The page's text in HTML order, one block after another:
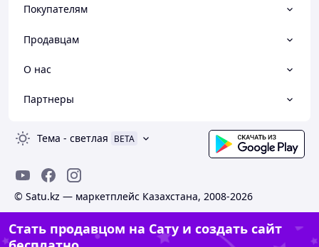
Покупателям
Продавцам
О нас
Партнеры
Тема - светлая BETA
© Satu.kz — маркетплейс Казахстана, 2008-2026
Стать продавцом на Сату и создать сайт